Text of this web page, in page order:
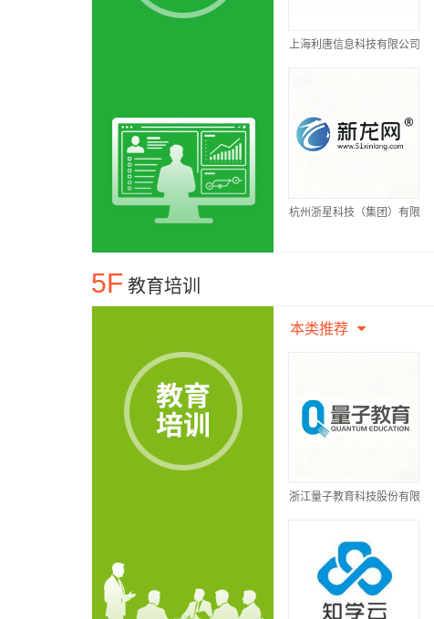
上海利唐信息科技有限公司
杭州浙星科技（集团）有限
5F 教育培训
本类推荐
浙江量子教育科技股份有限